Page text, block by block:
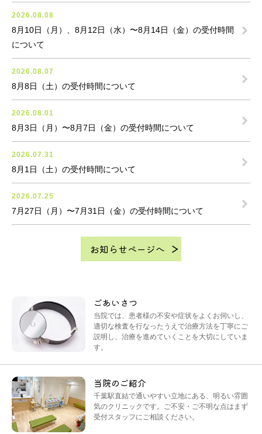
2026.08.08
8月10日（月）、8月12日（水）〜8月14日（金）の受付時間
について
2026.08.07
8月8日（土）の受付時間について
2026.08.01
8月3日（月）〜8月7日（金）の受付時間について
2026.07.31
8月1日（土）の受付時間について
2026.07.25
7月27日（月）〜7月31日（金）の受付時間について
お知らせページへ
ごあいさつ
当院では、患者様の不安や症状をよくお伺いし、
適切な検査を行なったうえで治療方法を丁寧にご
説明し、治療を進めていくことを大切にしていま
す。
当院のご紹介
千葉駅直結で通いやすい立地にある、明るい雰囲
気のクリニックです。ご不安・ご不明な点はまず
受付スタッフにご相談ください。